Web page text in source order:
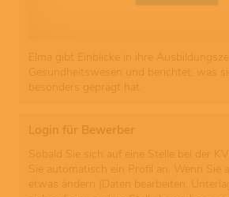
Elma gibt Einblicke in ihre
Gesundheitswesen und berichtet, was
besonders geprägt hat.
Login für Bewerber
Sobald Sie sich auf eine Stelle bei der
Sie automatisch ein Profil an. Wenn Sie
etwas ändern (Daten bearbeiten,